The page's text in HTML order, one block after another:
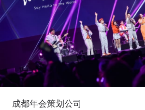
成都年会策划公司